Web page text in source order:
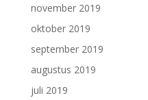
november 2019
oktober 2019
september 2019
augustus 2019
juli 2019